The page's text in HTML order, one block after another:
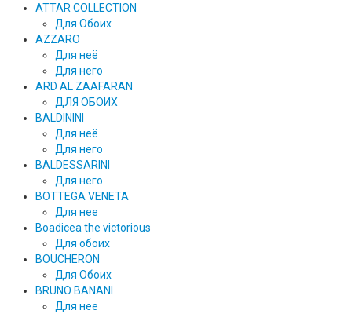
ATTAR COLLECTION
Для Обоих
AZZARO
Для неё
Для него
ARD AL ZAAFARAN
ДЛЯ ОБОИХ
BALDININI
Для неё
Для него
BALDESSARINI
Для него
BOTTEGA VENETA
Для нее
Boadicea the victorious
Для обоих
BOUCHERON
Для Обоих
BRUNO BANANI
Для нее